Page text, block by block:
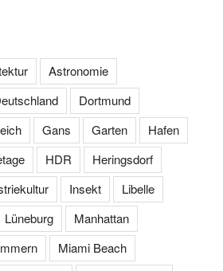
Astronomie
Dortmund
Gans Garten
Hafen
HDR
Heringsdorf
Insekt
Libelle
Lüneburg
Manhattan
Miami Beach